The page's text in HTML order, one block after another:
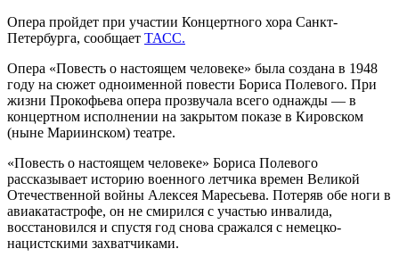
Опера пройдет при участии Концертного хора Санкт-
Петербурга, сообщает ТАСС.
Опера «Повесть о настоящем человеке» была создана в 1948
году на сюжет одноименной повести Бориса Полевого. При
жизни Прокофьева опера прозвучала всего однажды — в
концертном исполнении на закрытом показе в Кировском
(ныне Мариинском) театре.
«Повесть о настоящем человеке» Бориса Полевого
рассказывает историю военного летчика времен Великой
Отечественной войны Алексея Маресьева. Потеряв обе ноги в
авиакатастрофе, он не смирился с участью инвалида,
восстановился и спустя год снова сражался с немецко-
нацистскими захватчиками.